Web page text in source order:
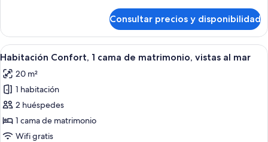
camas
individuales
estándar
con
2
individuales
Consultar precios y disponibilidad
Abrir
todas
las
fotos
de
Habitación
Confort,
Una habitación con balcón, una
15
Habitación Confort, 1 cama de matrimonio, vistas al mar
20 m²
1 habitación
2 huéspedes
1 cama de matrimonio
Wifi gratis